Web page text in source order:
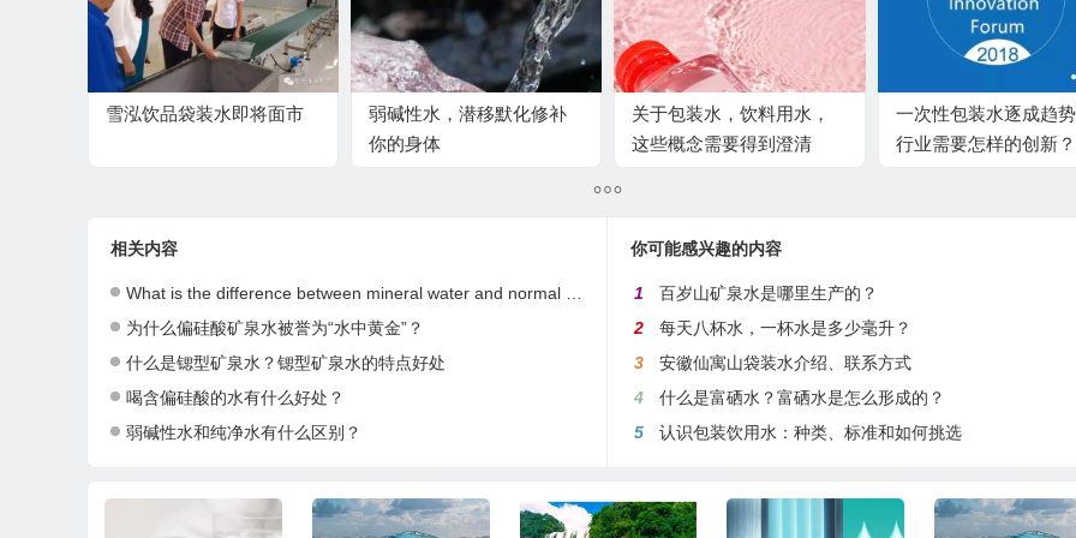
雪泓饮品袋装水即将面市
弱碱性水，潜移默化修补
你的身体
关于包装水，饮料用水，
这些概念需要得到澄清
一次性包装水逐成趋
行业需要怎样的创新？
相关内容
What is the difference between mineral water and normal water?
为什么偏硅酸矿泉水被誉为“水中黄金”？
什么是锶型矿泉水？锶型矿泉水的特点好处
喝含偏硅酸的水有什么好处？
弱碱性水和纯净水有什么区别？
你可能感兴趣的内容
1
百岁山矿泉水是哪里生产的？
2
每天八杯水，一杯水是多少毫升？
3
安徽仙寓山袋装水介绍、联系方式
4
什么是富硒水？富硒水是怎么形成的？
5
认识包装饮用水：种类、标准和如何挑选